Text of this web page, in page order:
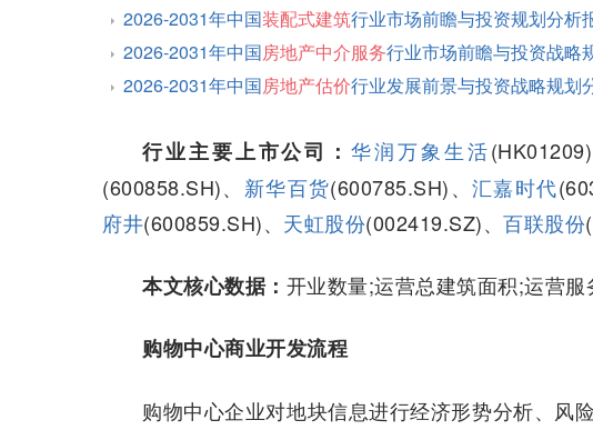
2026-2031年中国装配式建筑行业市场前瞻与投资规划分析
2026-2031年中国房地产中介服务行业市场前瞻与投资战略
2026-2031年中国房地产估价行业发展前景与投资战略规划
行业主要上市公司：华润万象生活
(600858.SH)、 新华百货(600785.SH)、 汇嘉时代
府井(600859.SH)、 天虹股份(002419.SZ)、 百联股份
本文核心数据： 开业数量;运营总建筑面积;运营服
购物中心商业开发流程
购物中心企业对地块信息进行经济形势分析、风